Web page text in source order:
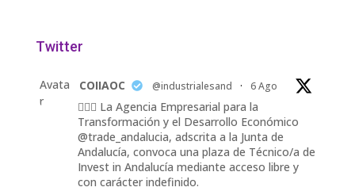
Twitter
Avata
r
COIIAOC @industrialesand · 6 Ago
👷🏽‍♀️ La Agencia Empresarial para la
Transformación y el Desarrollo Económico
@trade_andalucia, adscrita a la Junta de
Andalucía, convoca una plaza de Técnico/a de
Invest in Andalucía mediante acceso libre y
con carácter indefinido.